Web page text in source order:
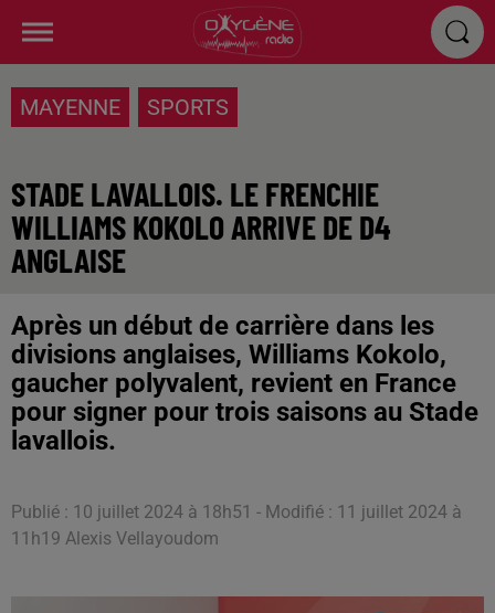
MAYENNE SPORTS
STADE LAVALLOIS. LE FRENCHIE
WILLIAMS KOKOLO ARRIVE DE D4
ANGLAISE
Après un début de carrière dans les
divisions anglaises, Williams Kokolo,
gaucher polyvalent, revient en France
pour signer pour trois saisons au Stade
lavallois.
Publié : 10 juillet 2024 à 18h51 - Modifié : 11 juillet 2024 à
11h19 Alexis Vellayoudom